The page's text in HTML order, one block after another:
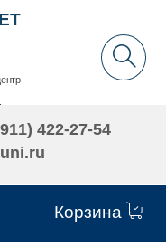
Корзина
422-27-54